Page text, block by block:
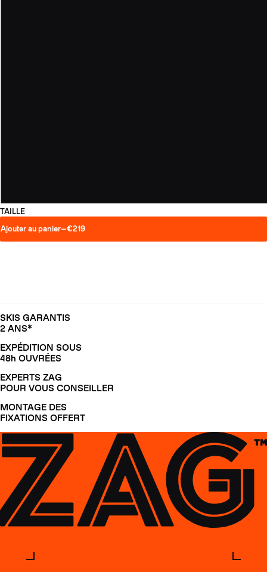
TAILLE
Ajouter au panier—€219
SKIS GARANTIS
2 ANS*
EXPÉDITION SOUS
48h OUVRÉES
EXPERTS ZAG
POUR VOUS CONSEILLER
MONTAGE DES
FIXATIONS OFFERT